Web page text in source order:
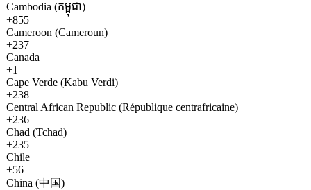
Cambodia (កម្ពុជា)
+855
Cameroon (Cameroun)
+237
Canada
+1
Cape Verde (Kabu Verdi)
+238
Central African Republic (République centrafricaine)
+236
Chad (Tchad)
+235
Chile
+56
China (中国)